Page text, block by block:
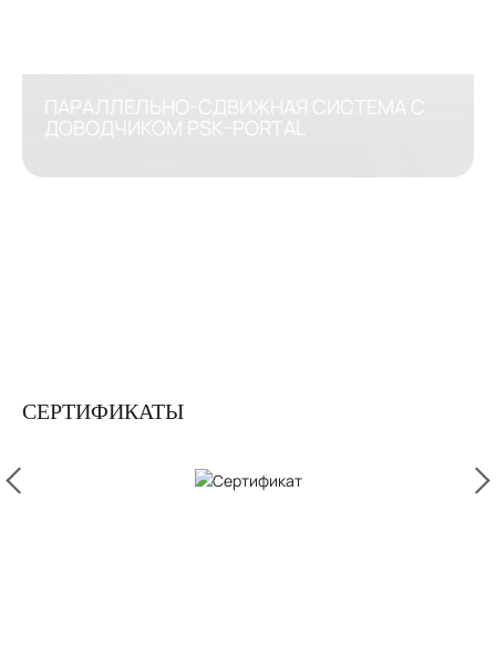
ПАРАЛЛЕЛЬНО-СДВИЖНАЯ СИСТЕМА С
ДОВОДЧИКОМ PSK-PORTAL
СЕРТИФИКАТЫ